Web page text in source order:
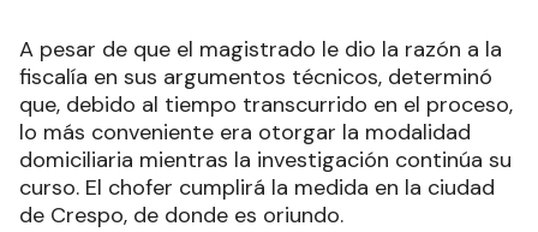
A pesar de que el magistrado le dio la razón a la
fiscalía en sus argumentos técnicos, determinó
que, debido al tiempo transcurrido en el proceso,
lo más conveniente era otorgar la modalidad
domiciliaria mientras la investigación continúa su
curso. El chofer cumplirá la medida en la ciudad
de Crespo, de donde es oriundo.